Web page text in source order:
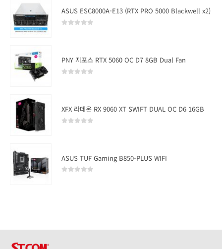
ASUS ESC8000A-E13 (RTX PRO 5000 Blackwell x2)
PNY 지포스 RTX 5060 OC D7 8GB Dual Fan
XFX 라데온 RX 9060 XT SWIFT DUAL OC D6 16GB
ASUS TUF Gaming B850-PLUS WIFI